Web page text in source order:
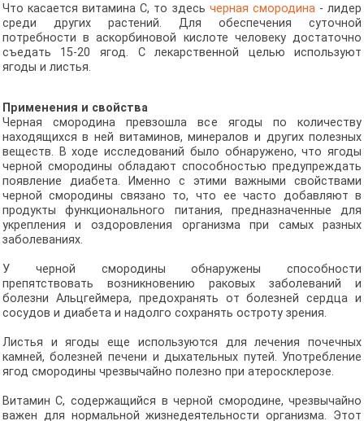
Что касается витамина С, то здесь черная смородина- лидер
среди других растений. Для обеспечения суточной
потребности в аскорбиновой кислоте человеку достаточно
съедать 15-20 ягод. С лекарственной целью используют
ягоды и листья.
Применения и свойства
Черная смородина превзошла все ягоды по количеству
находящихся в ней витаминов, минералов и других полезных
веществ. В ходе исследований было обнаружено, что ягоды
черной смородины обладают способностью предупреждать
появление диабета. Именно с этими важными свойствами
черной смородины связано то, что ее часто добавляют в
продукты функционального питания, предназначенные для
укрепления и оздоровления организма при самых разных
заболеваниях.
У черной смородины обнаружены способности
препятствовать возникновению раковых заболеваний и
болезни Альцгеймера, предохранять от болезней сердца и
сосудов и диабета и надолго сохранять остроту зрения.
Листья и ягоды еще используются для лечения почечных
камней, болезней печени и дыхательных путей. Употребление
ягод смородины чрезвычайно полезно при атеросклерозе.
Витамин С, содержащийся в черной смородине, чрезвычайно
важен для нормальной жизнедеятельности организма. Этот